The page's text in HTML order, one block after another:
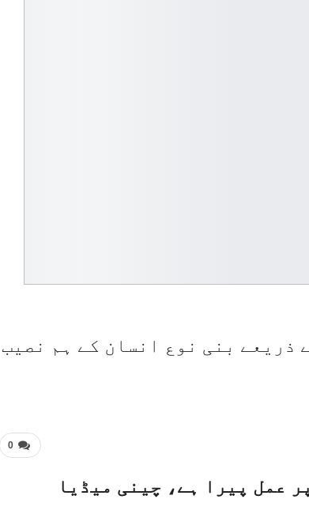
ذریعے بنی نوع انسان کے ہم نصیب
0
عمل پیرا ہے، چینی میڈیا